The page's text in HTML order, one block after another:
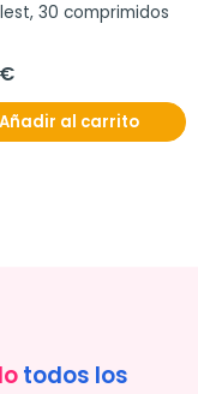
30 comprimidos
Añadir al carrito
todos los